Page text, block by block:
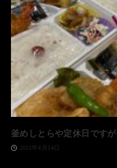
釜めしとらや定休日ですが
2021年4月14日